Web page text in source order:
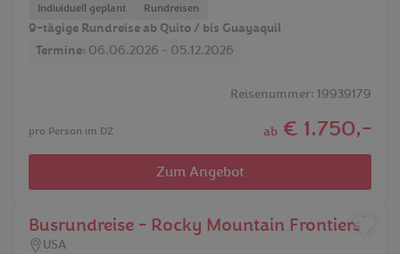
Individuell geplant Rundreisen
9-tägige Rundreise ab Quito / bis Guayaquil
Termine: 06.06.2026 - 05.12.2026
Reisenummer: 19939179
pro Person im DZ ab € 1.750,-
Zum Angebot
Busrundreise - Rocky Mountain Frontiers
USA